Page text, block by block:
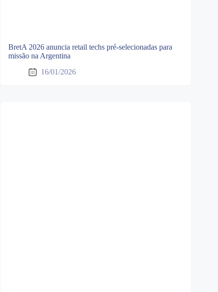
BretA 2026 anuncia retail techs pré-selecionadas para
missão na Argentina
16/01/2026